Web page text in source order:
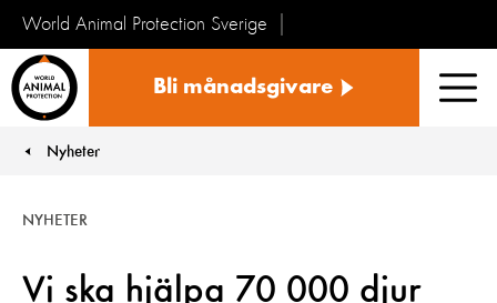
World Animal Protection Sverige
Bli månadsgivare
You are here:
Nyheter
Vi ska hjälpa 70 000 djur
NYHETER